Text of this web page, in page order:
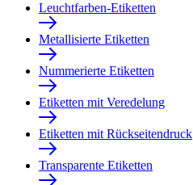
Leuchtfarben-Etiketten
Metallisierte Etiketten
Nummerierte Etiketten
Etiketten mit Veredelung
Etiketten mit Rückseitendruck
Transparente Etiketten